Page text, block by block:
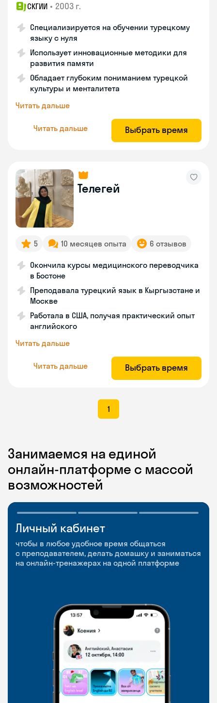
СКГИИ • 2003 г.
Специализируется на обучении турецкому
языку с нуля
Использует инновационные методики для
развития памяти
Обладает глубоким пониманием турецкой
культуры и менталитета
Читать дальше
Читать дальше Выбрать время
Телегей
5 10 месяцев опыта 6 отзывов
Окончила курсы медицинского переводчика
в Бостоне
Преподавала турецкий язык в Кыргызстане и
Москве
Работала в США, получая практический опыт
английского
Читать дальше
Читать дальше Выбрать время
1
Занимаемся на единой
онлайн-платформе с массой
возможностей
Личный кабинет
чтобы в любое удобное время общаться
с преподавателем, делать домашку и заниматься
на онлайн-тренажерах на одной платформе
Мобильное
приложение
чтобы заниматься и изучать новые слова где
и когда удобно
Разговорные клубы
и Talks
Групповые занятия для разговорной практики
и индивидуальные встречи с преподавателями